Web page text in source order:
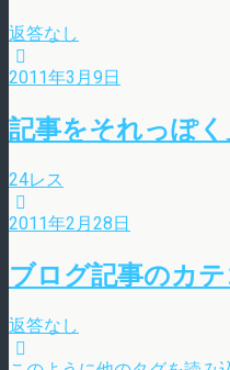
返答なし
2011年3月9日
記事をそれっぽ
24レス
2011年2月28日
ブログ記事のカ
返答なし